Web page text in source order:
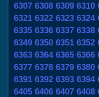
6307 6308 6309 6310
6321 6322 6323 6324
6335 6336 6337 6338
6349 6350 6351 6352
6363 6364 6365 6366
6377 6378 6379 6380
6391 6392 6393 6394
6405 6406 6407 6408